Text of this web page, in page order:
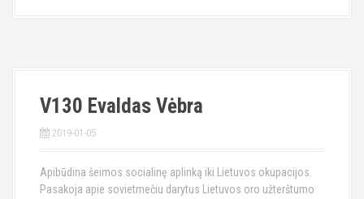
V130 Evaldas Vėbra
2019-01-05
Apibūdina šeimos socialinę aplinką iki Lietuvos okupacijos.
Pasakoja apie sovietmečiu darytus Lietuvos oro užterštumo